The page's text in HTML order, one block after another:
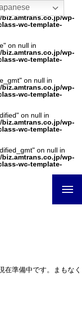
on null in
wp-
wc-template-
on null in
wp-
wc-template-
on null in
wp-
wc-template-
on null in
wp-
wc-template-
on null in
wp-
wc-template-
在準備中です。まもなく